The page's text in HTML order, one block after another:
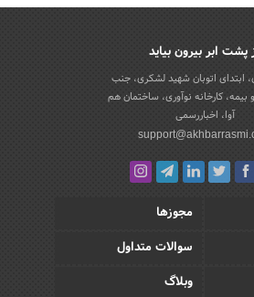
پشت ابر بیرون بیاید
ابتدای اتوبان شهید لشکری، جنب
بیمه، کارخانه نوآوری، ساختمان هم
آوا، اخباررسمی
مجوزها
سوالات متداول
وبلاگ